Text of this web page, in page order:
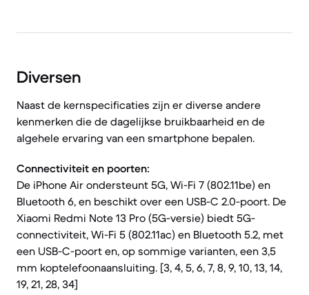
Diversen
Naast de kernspecificaties zijn er diverse andere
kenmerken die de dagelijkse bruikbaarheid en de
algehele ervaring van een smartphone bepalen.
Connectiviteit en poorten:
De iPhone Air ondersteunt 5G, Wi-Fi 7 (802.11be) en
Bluetooth 6, en beschikt over een USB-C 2.0-poort. De
Xiaomi Redmi Note 13 Pro (5G-versie) biedt 5G-
connectiviteit, Wi-Fi 5 (802.11ac) en Bluetooth 5.2, met
een USB-C-poort en, op sommige varianten, een 3,5
mm koptelefoonaansluiting. [3, 4, 5, 6, 7, 8, 9, 10, 13, 14,
19, 21, 28, 34]